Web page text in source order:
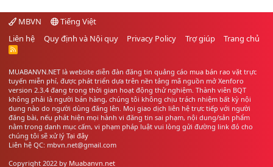
MBVN
Tiếng Việt
Liên hệ
Quy định và Nội quy Privacy Policy Trợ giúp Trang chủ
R
MUABANVN.NET là website diễn đàn đăng tin quảng cáo mua bán rao vặt trực
tuyến miễn phí, được phát triển dựa trên nền tảng mã nguồn mở Xenforo
version 2.3.4 đang trong thời gian hoạt động thử nghiệm. Thành viên BQT
không phải là người bán hàng, chúng tôi không chịu trách nhiệm bất kỳ nội
dung nào do người dùng đăng lên. Mọi giao dịch liên hệ trực tiếp với người
đăng bài, nếu phát hiện mọi hành vi đăng tin sai phạm, nội dung/sản phẩm
nằm trong danh mục cấm, vi phạm pháp luật vui lòng gửi đường link đó cho
chúng tôi sẽ xử lý Tại đây
Liên hệ QC: mbvn.net@gmail.com
Copyright 2022 by Muabanvn.net